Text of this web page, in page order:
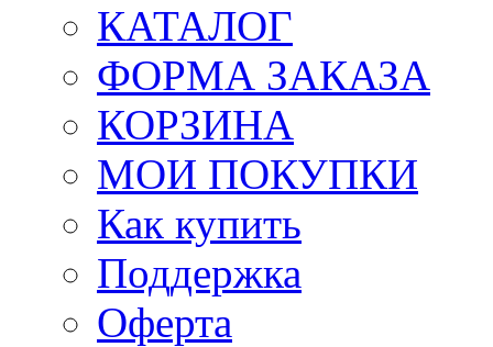
КАТАЛОГ
ФОРМА ЗАКАЗА
КОРЗИНА
МОИ ПОКУПКИ
Как купить
Поддержка
Оферта